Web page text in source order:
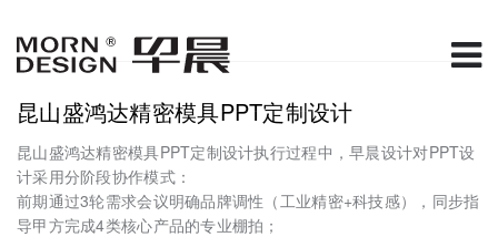
昆山盛鸿达精密模具PPT定制设计
昆山盛鸿达精密模具PPT定制设计执行过程中，早晨设计对PPT设
计采用分阶段协作模式：
前期通过3轮需求会议明确品牌调性（工业精密+科技感），同步指
导甲方完成4类核心产品的专业棚拍；